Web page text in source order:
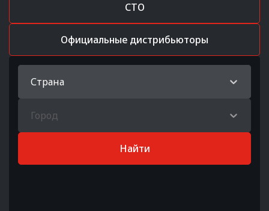
СТО
Официальные дистрибьюторы
Страна
Город
Найти